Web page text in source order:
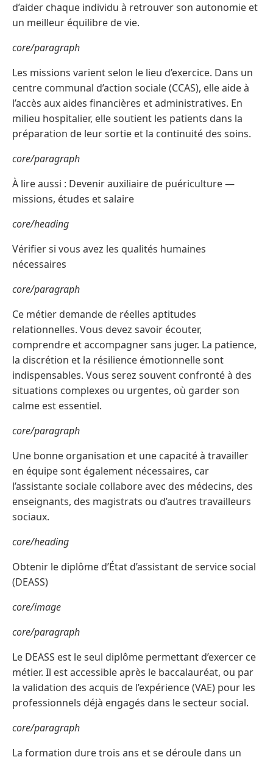
d’aider chaque individu à retrouver son autonomie et
un meilleur équilibre de vie.
core/paragraph
Les missions varient selon le lieu d’exercice. Dans un
centre communal d’action sociale (CCAS), elle aide à
l’accès aux aides financières et administratives. En
milieu hospitalier, elle soutient les patients dans la
préparation de leur sortie et la continuité des soins.
core/paragraph
À lire aussi : Devenir auxiliaire de puériculture —
missions, études et salaire
core/heading
Vérifier si vous avez les qualités humaines
nécessaires
core/paragraph
Ce métier demande de réelles aptitudes
relationnelles. Vous devez savoir écouter,
comprendre et accompagner sans juger. La patience,
la discrétion et la résilience émotionnelle sont
indispensables. Vous serez souvent confronté à des
situations complexes ou urgentes, où garder son
calme est essentiel.
core/paragraph
Une bonne organisation et une capacité à travailler
en équipe sont également nécessaires, car
l’assistante sociale collabore avec des médecins, des
enseignants, des magistrats ou d’autres travailleurs
sociaux.
core/heading
Obtenir le diplôme d’État d’assistant de service social
(DEASS)
core/image
core/paragraph
Le DEASS est le seul diplôme permettant d’exercer ce
métier. Il est accessible après le baccalauréat, ou par
la validation des acquis de l’expérience (VAE) pour les
professionnels déjà engagés dans le secteur social.
core/paragraph
La formation dure trois ans et se déroule dans un